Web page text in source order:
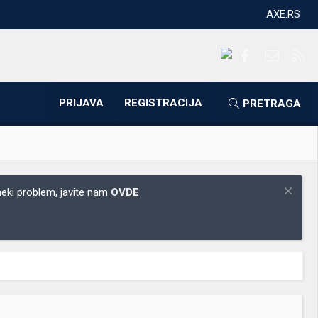
AXE.RS
PRIJAVA REGISTRACIJA PRETRAGA
problem, javite nam OVDE